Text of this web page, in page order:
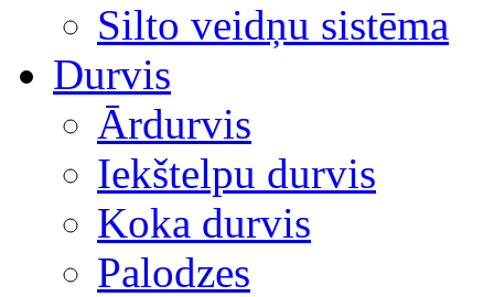
Silto veidņu sistēma
Durvis
Ārdurvis
Iekštelpu durvis
Koka durvis
Palodzes